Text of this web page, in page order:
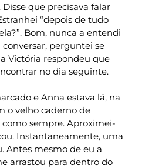
que precisava falar
“depois de tudo
Bom, nunca a entendi
perguntei se
Victória respondeu que
no dia seguinte.
e Anna estava lá, na
o velho caderno de
sempre. Aproximei-
Instantaneamente, uma
Antes mesmo de eu a
arrastou para dentro do